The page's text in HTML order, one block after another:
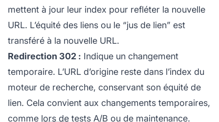
mettent à jour leur index pour refléter la nouvelle
URL. L’équité des liens ou le “jus de lien” est
transféré à la nouvelle URL.
Redirection 302 : Indique un changement
temporaire. L’URL d’origine reste dans l’index du
moteur de recherche, conservant son équité de
lien. Cela convient aux changements temporaires,
comme lors de tests A/B ou de maintenance.